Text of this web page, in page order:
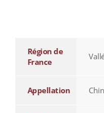
Région de
France
Appellation